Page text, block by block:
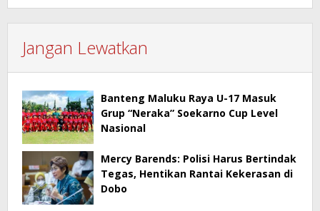
Jangan Lewatkan
Banteng Maluku Raya U-17 Masuk
Grup “Neraka” Soekarno Cup Level
Nasional
Mercy Barends: Polisi Harus Bertindak
Tegas, Hentikan Rantai Kekerasan di
Dobo